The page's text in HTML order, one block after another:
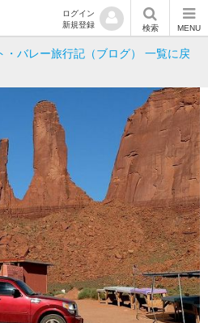
ログイン
新規登録
検索 MENU
・バレー旅行記（ブログ） 一覧に戻